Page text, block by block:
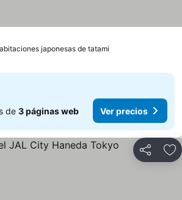
japonesas de tatami
de 3 páginas web Ver precios
Compartir